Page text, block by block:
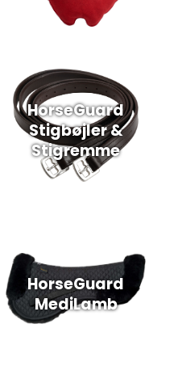
HorseGuard
Stigbøjler &
Stigremme
HorseGuard
MediLamb